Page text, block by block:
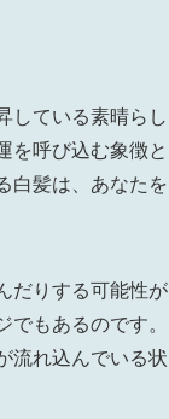
している素晴らし
を呼び込む象徴と
白髪は、あなたを
だりする可能性が
もあるのです。
流れ込んでいる状